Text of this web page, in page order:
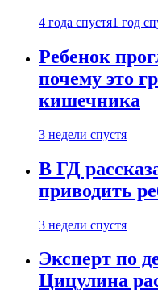
4 года спустя1 год
Ребенок
почему это
кишечника
3 недели спустя
В ГД
приводить
3 недели спустя
Эксперт по
Цицулина